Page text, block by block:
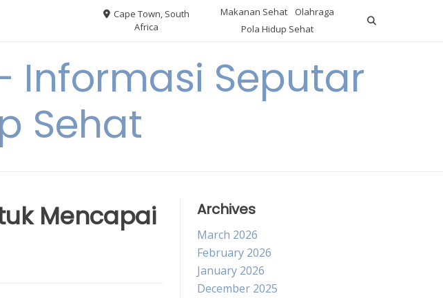
Cape Town, South
Africa
Makanan Sehat
Olahraga
Pola Hidup Sehat
– Informasi Seputar
Sehat
Mencapai
Archives
March 2026
February 2026
January 2026
December 2025